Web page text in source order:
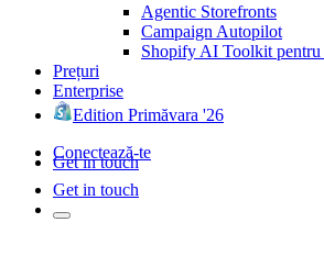
Agentic Storefronts
Campaign Autopilot
Shopify AI Toolkit pentru
Prețuri
Enterprise
Edition Primăvara '26
Conectează-te
Get in touch
Get in touch